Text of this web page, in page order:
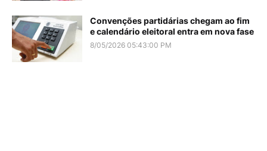
Convenções partidárias chegam ao fim
e calendário eleitoral entra em nova fase
8/05/2026 05:43:00 PM